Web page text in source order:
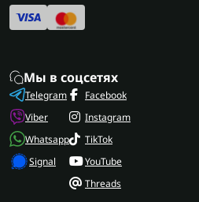
Основные
Прежде чем купить прибор
важно оценить:
увеличение и диаметр
определяют качество и
фокусировку и поле
использования;
Мы в соцсетях
Telegram
Viber
Whatsapp
Signal
Facebook
Instagram
TikTok
YouTube
Threads